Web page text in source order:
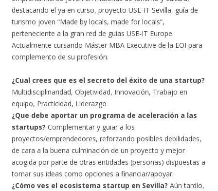
destacando el ya en curso, proyecto USE-IT Sevilla, guía de
turismo joven “Made by locals, made for locals”,
perteneciente a la gran red de guías USE-IT Europe.
Actualmente cursando Máster MBA Executive de la EOI para
complemento de su profesión.
¿Cual crees que es el secreto del éxito de una startup?
Multidisciplinaridad, Objetividad, Innovación, Trabajo en
equipo, Practicidad, Liderazgo
¿Que debe aportar un programa de aceleración a las
startups? Complementar y guiar a los
proyectos/emprendedores, reforzando posibles debilidades,
de cara a la buena culminación de un proyecto y mejor
acogida por parte de otras entidades (personas) dispuestas a
tomar sus ideas como opciones a financiar/apoyar.
¿Cómo ves el ecosistema startup en Sevilla? Aún tardío,